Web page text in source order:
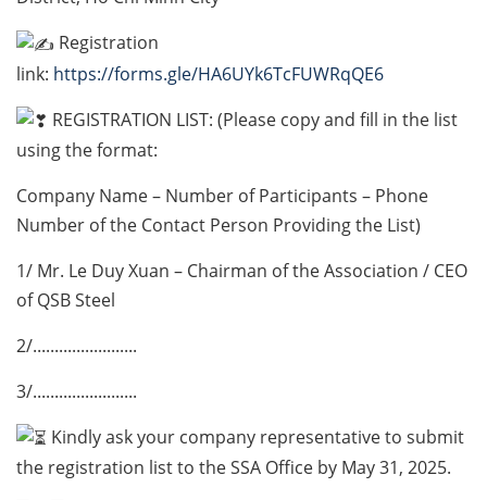
Registration
link: https://forms.gle/HA6UYk6TcFUWRqQE6
REGISTRATION LIST: (Please copy and fill in the list
using the format:
Company Name – Number of Participants – Phone
Number of the Contact Person Providing the List)
1/ Mr. Le Duy Xuan – Chairman of the Association / CEO
of QSB Steel
2/........................
3/........................
Kindly ask your company representative to submit
the registration list to the SSA Office by May 31, 2025.